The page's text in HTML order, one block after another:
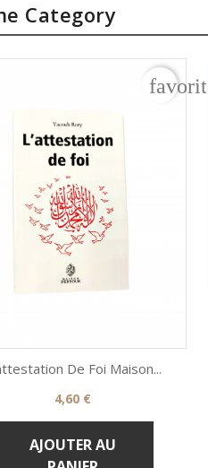
Category
 Aperçu rapide
De Foi Maison...
Prix
4,60 €
AJOUTER AU